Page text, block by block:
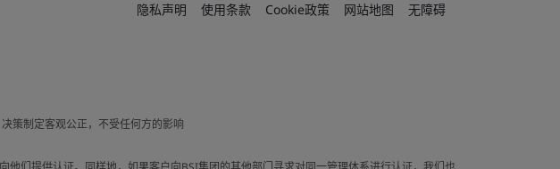
隐私声明 使用条款 Cookie政策 网站地图 无障碍
策制定客观公正，不受任何方的影响